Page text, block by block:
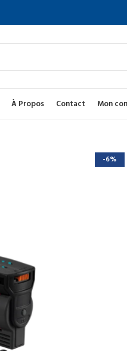
À Propos Contact Mon
-6%